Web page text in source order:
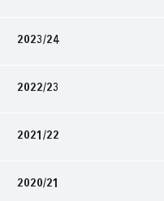
2023/24
2022/23
2021/22
2020/21